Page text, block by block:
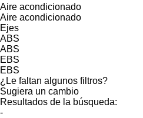
Aire acondicionado
Aire acondicionado
Ejes
ABS
ABS
EBS
EBS
¿Le faltan algunos filtros?
Sugiera un cambio
Resultados de la búsqueda:
-